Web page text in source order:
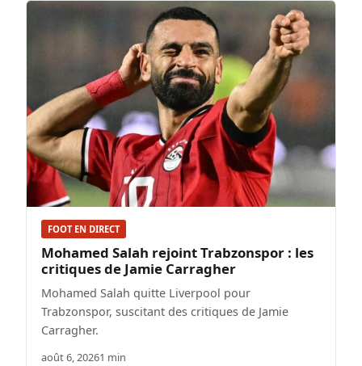
FOOT EN DIRECT
Mohamed Salah rejoint Trabzonspor : les
critiques de Jamie Carragher
Mohamed Salah quitte Liverpool pour
Trabzonspor, suscitant des critiques de Jamie
Carragher.
août 6, 20261 min